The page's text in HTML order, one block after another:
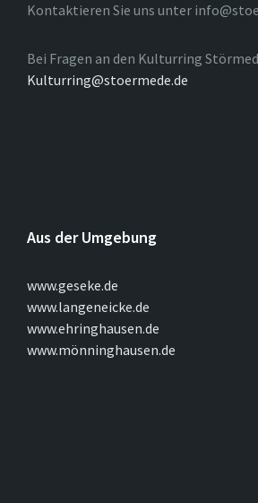
Kontaktieren Sie uns unter
Bei Fragen an den Kulturring
Kulturring@stoermede.de
Aus der Umgebung
www.geseke.de
www.langeneicke.de
www.ehringhausen.de
www.mönninghausen.de